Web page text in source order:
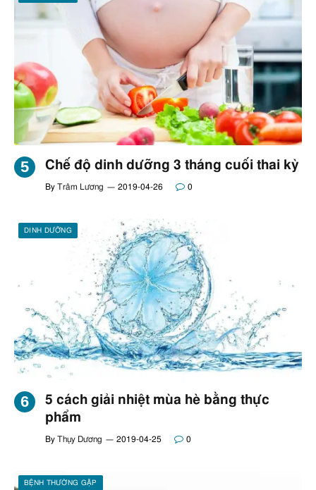
Chế độ dinh dưỡng 3 tháng cuối thai kỳ
By Trâm Lương 2019-04-26 0
DINH DƯỠNG
5 cách giải nhiệt mùa hè bằng thực
phẩm
By Thụy Dương 2019-04-25 0
BỆNH THƯỜNG GẶP